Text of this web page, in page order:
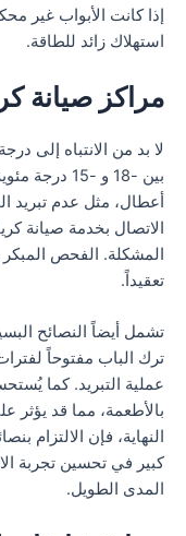
إذا كانت الأبواب غير
استهلاك زائد للطاقة.
مراكز صيانة
لا بد من الانتباه إلى
بين -18 و -
أعطال، مثل عدم تبريد
الاتصال بخدمة صيانة
المشكلة. الفحص
تعقيداً.
تشمل أيضاً النصائح
ترك الباب مفتوحاً
عملية التبريد. كما
بالأطعمة، مما قد يؤثر
النهاية، فإن الالتزام
كبير في تحسين تجربة
المدى الطويل.